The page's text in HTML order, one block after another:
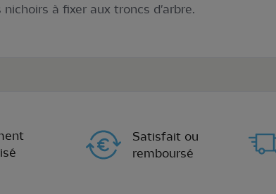
à fixer aux troncs d'arbre.
Satisfait ou
remboursé